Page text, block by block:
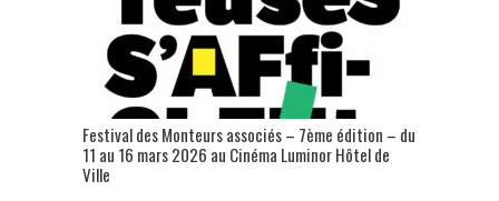
Festival des Monteurs associés – 7ème édition – du
11 au 16 mars 2026 au Cinéma Luminor Hôtel de
Ville